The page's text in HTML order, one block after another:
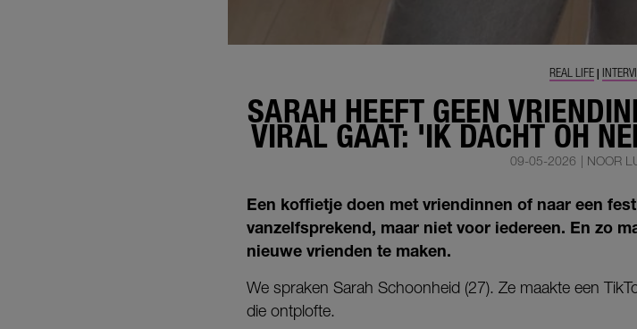
SARAH HEEFT GEEN
VIRAL GAAT: 'IK DACHT OH
REAL LIFE |
09-05-2026 | NOOR
Een koffietje doen met vriendinnen of naar een
vanzelfsprekend, maar niet voor iedereen. En zo
nieuwe vrienden te maken.
We spraken Sarah Schoonheid (27). Ze maakte een
die ontplofte.